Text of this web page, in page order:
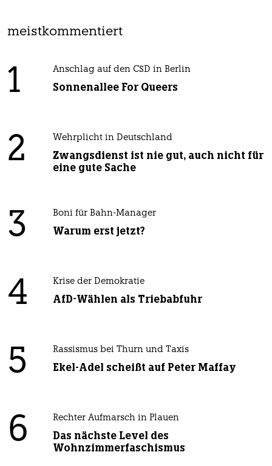
meistkommentiert
1 Anschlag auf den CSD in Berlin
Sonnenallee For Queers
2 Wehrplicht in Deutschland
Zwangsdienst ist nie gut, auch nicht für
eine gute Sache
3 Boni für Bahn-Manager
Warum erst jetzt?
4 Krise der Demokratie
AfD-Wählen als Triebabfuhr
5 Rassismus bei Thurn und Taxis
Ekel-Adel scheißt auf Peter Maffay
6 Rechter Aufmarsch in Plauen
Das nächste Level des
Wohnzimmerfaschismus